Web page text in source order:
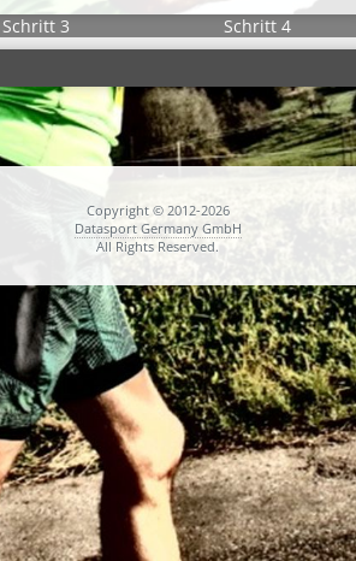
Schritt 3
Schritt 4
Copyright © 2012-2026
Datasport Germany GmbH
All Rights Reserved.